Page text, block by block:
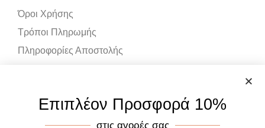
Όροι Χρήσης
Τρόποι Πληρωμής
Πληροφορίες Αποστολής
Ο Λογαριασμός μου
Καλάθι Αγορών
Επιπλέον Προσφορά 10%
στις αγορές σας